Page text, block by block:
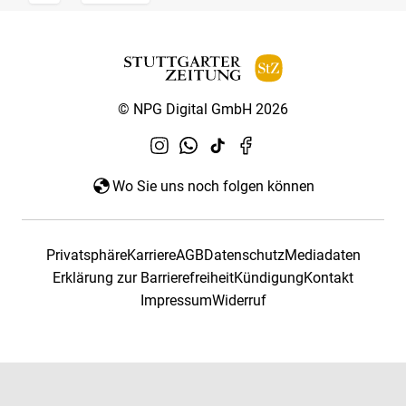
© NPG Digital GmbH 2026
Wo Sie uns noch folgen können
PrivatsphäreKarriereAGBDatenschutzMediadaten
Erklärung zur BarrierefreiheitKündigungKontakt
ImpressumWiderruf